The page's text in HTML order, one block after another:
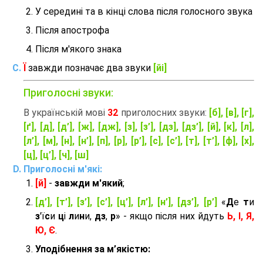
У середині та в кінці слова після голосного звука
Після апострофа
Після м'якого знака
завжди позначає два звуки [йі]
Приголосні звуки:
В українській мові 32 приголосних звуки: [б], [в], [г],
[ґ], [д], [д’], [ж], [дж], [з], [з’], [дз], [дз’], [й], [к], [л],
[л’], [м], [н], [н’], [п], [р], [р’], [с], [с’], [т], [т’], [ф], [х],
[ц], [ц’], [ч], [ш]
Приголосні м'які:
[й] - завжди м'який;
[д’], [т’], [з’], [с’], [ц’], [л’], [н’], [дз’], [р’]
«Де ти
з'їси ці лини, дз, р» - якщо після них йдуть Ь, І, Я,
Ю, Є.
Уподібнення за м’якістю: